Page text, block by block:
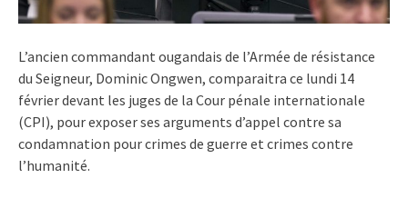
L’ancien commandant ougandais de l’Armée de résistance
du Seigneur, Dominic Ongwen, comparaitra ce lundi 14
février devant les juges de la Cour pénale internationale
(CPI), pour exposer ses arguments d’appel contre sa
condamnation pour crimes de guerre et crimes contre
l’humanité.